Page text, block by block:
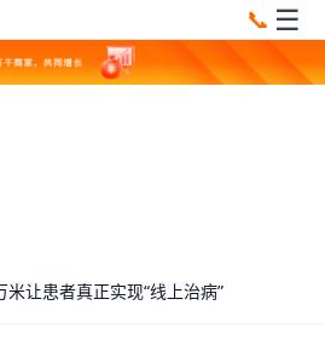
📞 ☰
让患者真正实现“线上治病”